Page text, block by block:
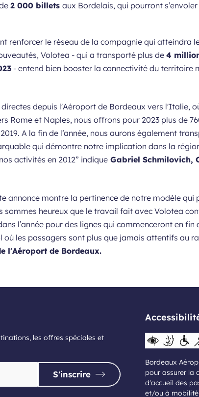
2 000 billetsaux Bordelais, qui pourront s’envoler
renforcer le réseau de la compagnie qui atteindra
Volotea - qui a transporté plus de4
- entend bien booster la connectivité du territoire
depuis l'Aéroport de Bordeaux vers l'Italie,
Rome et Naples, nous offrons pour 2023 plus de
A la fin de l’année, nous aurons également
qui démontre notre implication dans la
activités en 2012” indique Gabriel Schmilovich,
annonce montre la pertinence de notre modèle qui
heureux que le travail fait avec Volotea
l’année pour des lignes qui commenceront en fin
les passagers sont plus que jamais attentifs au
l'Aéroport de Bordeaux.
les offres spéciales et
S'inscrire
Bordeaux
pour assurer la
d'accueil des
et/ou à